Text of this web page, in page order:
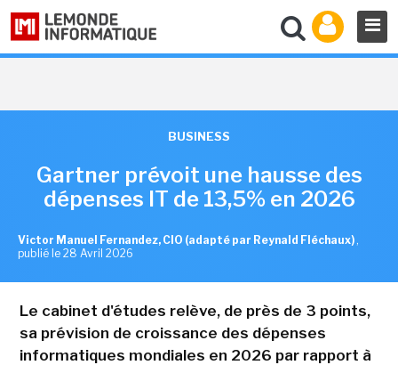
BUSINESS
Gartner prévoit une hausse des
dépenses IT de 13,5% en 2026
Victor Manuel Fernandez, CIO (adapté par Reynald Fléchaux) ,
publié le 28 Avril 2026
Le cabinet d'études relève, de près de 3 points,
sa prévision de croissance des dépenses
informatiques mondiales en 2026 par rapport à